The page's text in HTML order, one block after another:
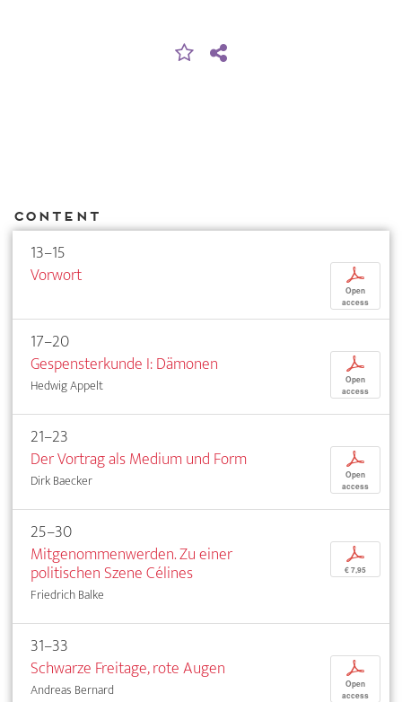
Content
13–15
Vorwort
p
Open
access
17–20
Gespensterkunde I: Dämonen
Hedwig Appelt
p
Open
access
21–23
Der Vortrag als Medium und Form
Dirk Baecker
p
Open
access
25–30
Mitgenommenwerden. Zu einer
politischen Szene Célines
Friedrich Balke
p
€ 7,95
31–33
Schwarze Freitage, rote Augen
Andreas Bernard
p
Open
access